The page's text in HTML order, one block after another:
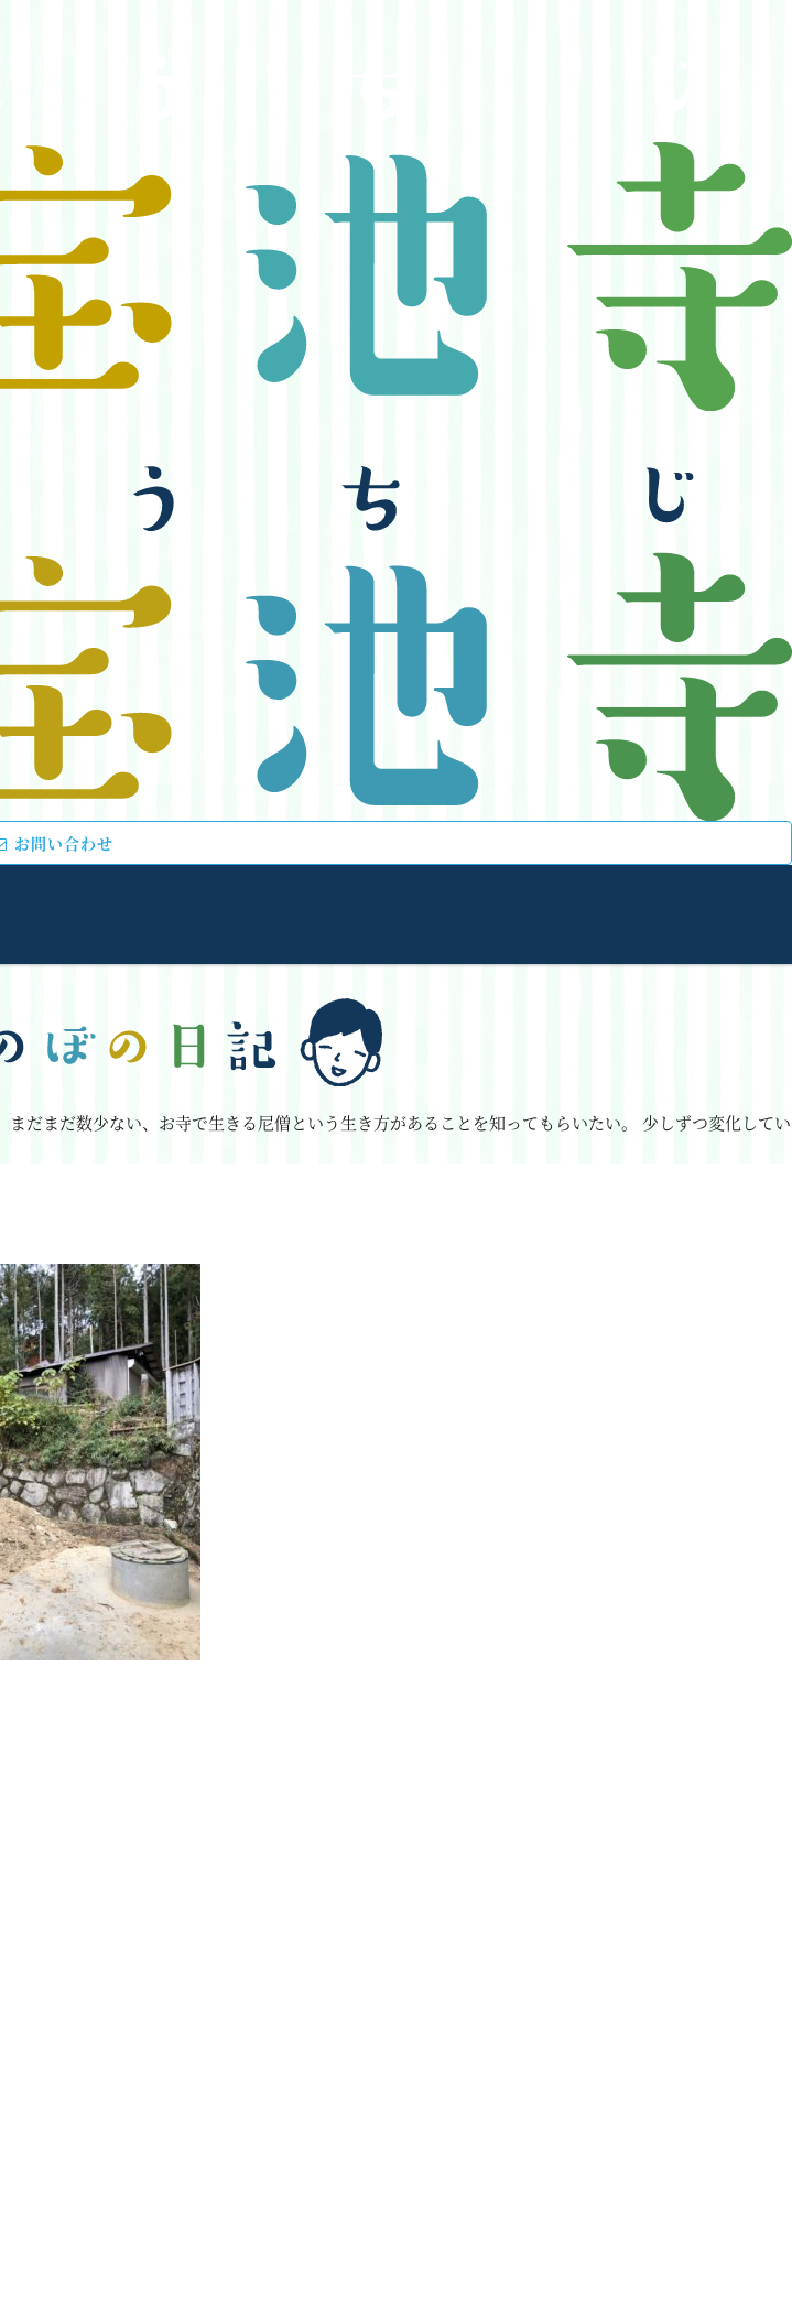
お問い合わせ
まだまだ数少ない、お寺で生きる尼僧という生き方があることを知ってもらいたい。
少しずつ変化してい